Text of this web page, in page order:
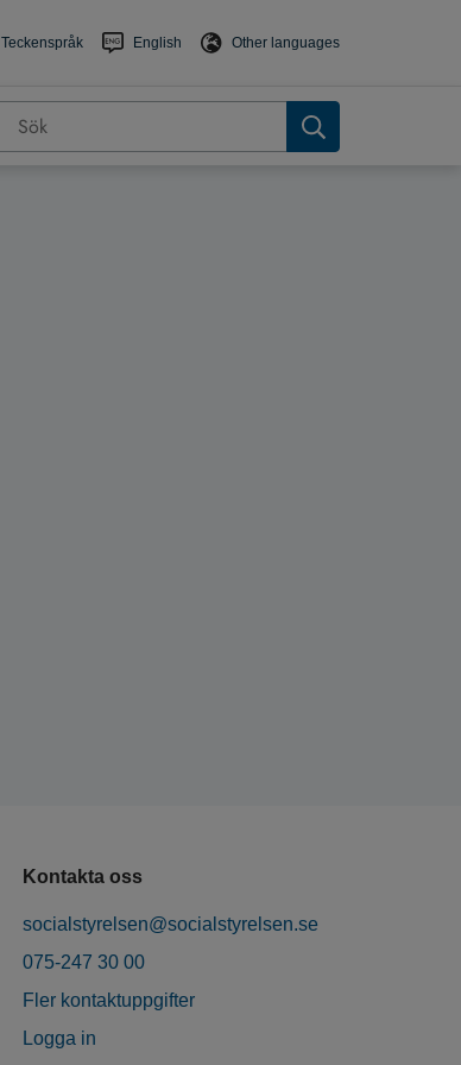
Teckenspråk English Other languages
Kontakta oss
socialstyrelsen@socialstyrelsen.se
075-247 30 00
Fler kontaktuppgifter
Logga in